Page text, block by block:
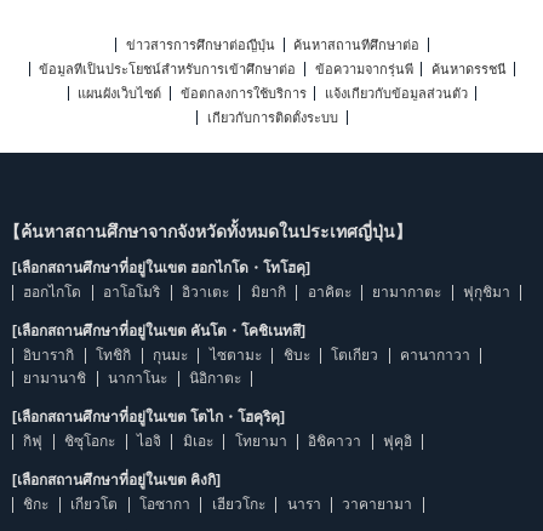
ข่าวสารการศึกษาต่อญี่ปุ่น
ค้นหาสถานที่ศึกษาต่อ
ข้อมูลที่เป็นประโยชน์สำหรับการเข้าศึกษาต่อ
ข้อความจากรุ่นพี่
ค้นหาดรรชนี
แผนผังเว็บไซต์
ข้อตกลงการใช้บริการ
แจ้งเกี่ยวกับข้อมูลส่วนตัว
เกี่ยวกับการติดตั้งระบบ
【ค้นหาสถานศึกษาจากจังหวัดทั้งหมดในประเทศญี่ปุ่น】
[เลือกสถานศึกษาที่อยู่ในเขต ฮอกไกโด・โทโฮคุ]
ฮอกไกโด
อาโอโมริ อิวาเตะ มิยากิ อาคิตะ ยามากาตะ ฟุกุชิมา
[เลือกสถานศึกษาที่อยู่ในเขต คันโต・โคชิเนทสึ]
อิบารากิ
โทชิกิ กุนมะ ไซตามะ ชิบะ โตเกียว
คานากาวา
ยามานาชิ
นากาโนะ นิอิกาตะ
[เลือกสถานศึกษาที่อยู่ในเขต โตไก・โฮคุริคุ]
กิฟุ
ชิซุโอกะ ไอจิ มิเอะ โทยามา อิชิคาวา ฟุคุอิ
[เลือกสถานศึกษาที่อยู่ในเขต คิงกิ]
ชิกะ
เกียวโต โอซากา เฮียวโกะ นารา วาคายามา